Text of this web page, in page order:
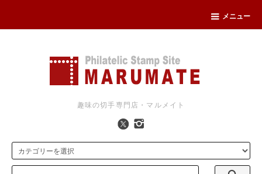
メニュー
趣味の切手専門店・マルメイト